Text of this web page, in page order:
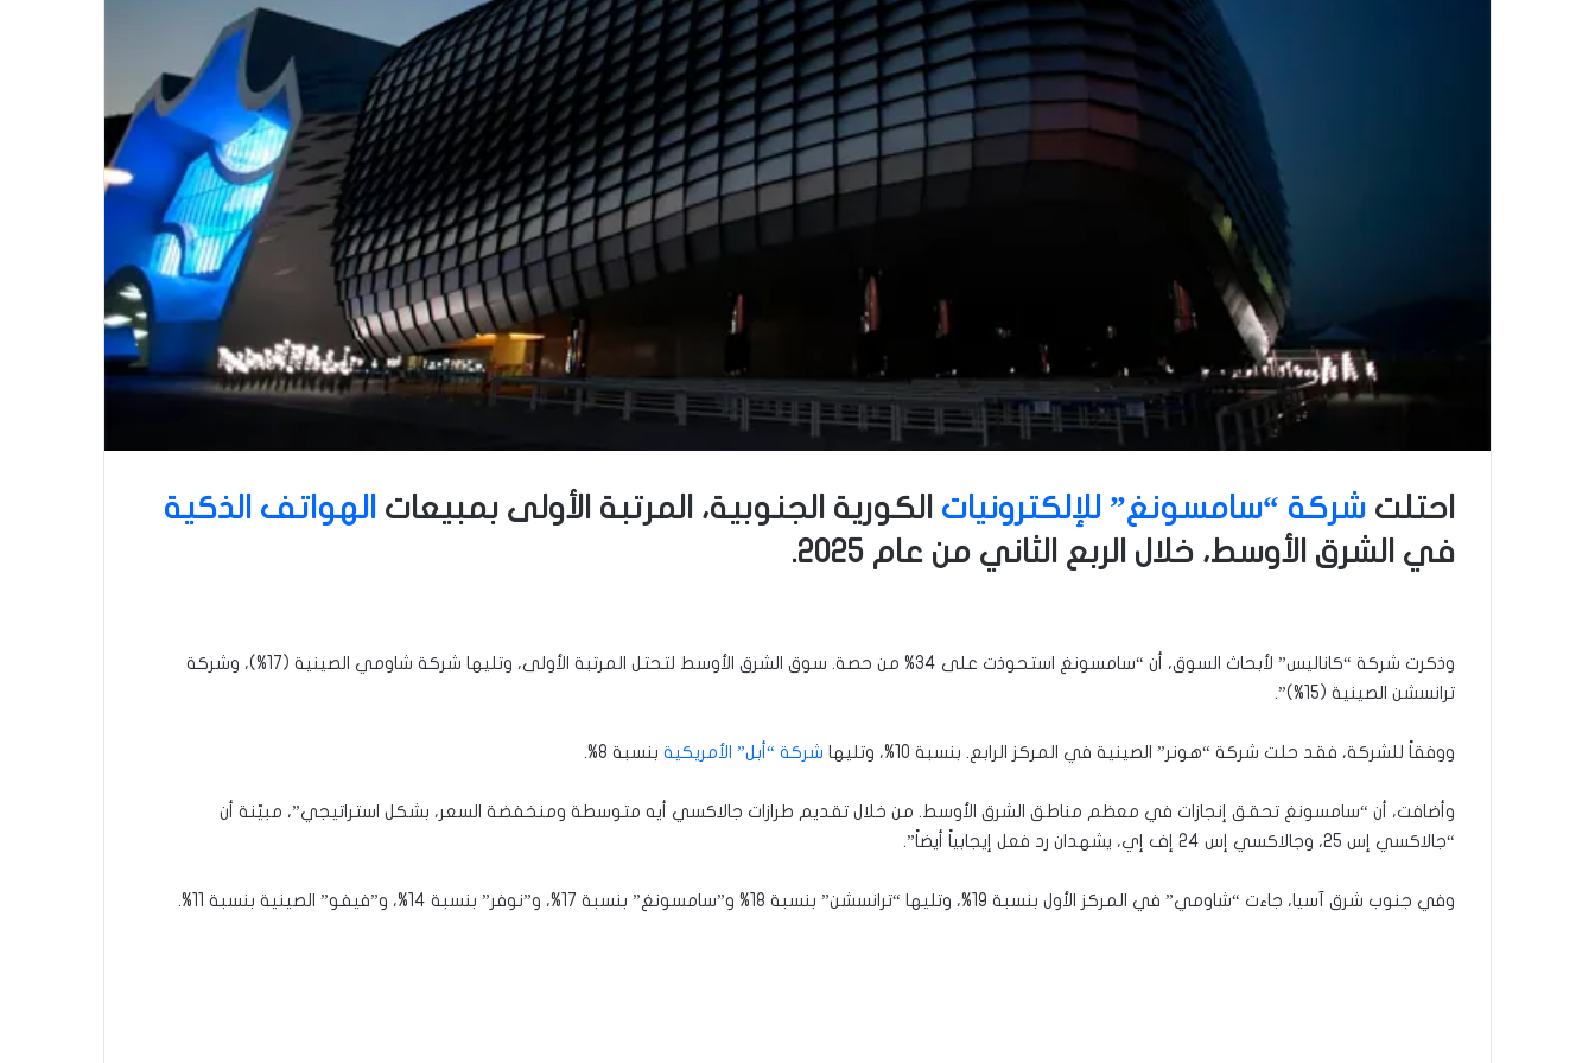
احتلت شركة “سامسونغ” للإلكترونيات الكورية الجنوبية، المرتبة الأولى بمبيعات الهواتف الذكية
في الشرق الأوسط، خلال الربع الثاني من عام 2025.
وذكرت شركة “كاناليس” لأبحاث السوق، أن “سامسونغ استحوذت على 34% من حصة. سوق الشرق الأوسط لتحتل المرتبة الأولى، وتليها شركة شاومي الصينية (17%)، وشركة
ترانسشن الصينية (15%)”.
ووفقاً للشركة، فقد حلت شركة “هونر” الصينية في المركز الرابع. بنسبة 10%، وتليها شركة “أبل” الأمريكية بنسبة 8%.
وأضافت، أن “سامسونغ تحقق إنجازات في معظم مناطق الشرق الأوسط. من خلال تقديم طرازات جالاكسي أيه متوسطة ومنخفضة السعر، بشكل استراتيجي”، مبيّنة أن
“جالاكسي إس 25، وجالاكسي إس 24 إف إي، يشهدان رد فعل إيجابياً أيضاً”.
وفي جنوب شرق آسيا، جاءت “شاومي” في المركز الأول بنسبة 19%، وتليها “ترانسشن” بنسبة 18% و”سامسونغ” بنسبة 17%، و”نوفر” بنسبة 14%، و”فيفو” الصينية بنسبة 11%.